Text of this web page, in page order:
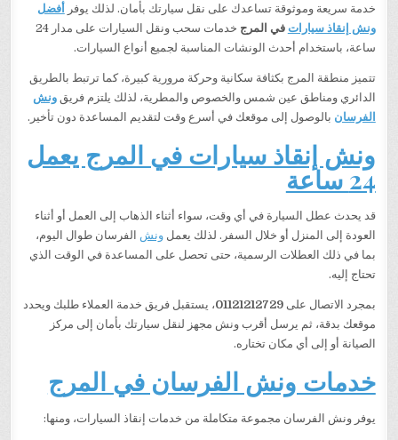
خدمة سريعة وموثوقة تساعدك على نقل سيارتك بأمان. لذلك يوفرأفضل
ونش إنقاذ سيارات في المرج
خدمات سحب ونقل السيارات على مدار 24
ساعة، باستخدام أحدث الونشات المناسبة لجميع أنواع السيارات.
تتميز منطقة المرج بكثافة سكانية وحركة مرورية كبيرة، كما ترتبط بالطريق
الدائري ومناطق عين شمس والخصوص والمطرية، لذلك يلتزم فريقونش
الفرسان بالوصول إلى موقعك في أسرع وقت لتقديم المساعدة دون تأخير.
ونش إنقاذ سيارات في المرج يعمل
24 ساعة
قد يحدث عطل السيارة في أي وقت، سواء أثناء الذهاب إلى العمل أو أثناء
العودة إلى المنزل أو خلال السفر. لذلك يعملونش الفرسان طوال اليوم،
بما في ذلك العطلات الرسمية، حتى تحصل على المساعدة في الوقت الذي
تحتاج إليه.
بمجرد الاتصال على01121212729، يستقبل فريق خدمة العملاء طلبك ويحدد
موقعك بدقة، ثم يرسل أقرب ونش مجهز لنقل سيارتك بأمان إلى مركز
الصيانة أو إلى أي مكان تختاره.
خدمات ونش الفرسان في المرج
يوفر ونش الفرسان مجموعة متكاملة من خدمات إنقاذ السيارات، ومنها: